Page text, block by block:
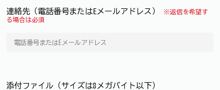
連絡先（電話番号またはEメールアドレス）
※返信を希望す
る場合は必須
添付ファイル（サイズは8メガバイト以下）